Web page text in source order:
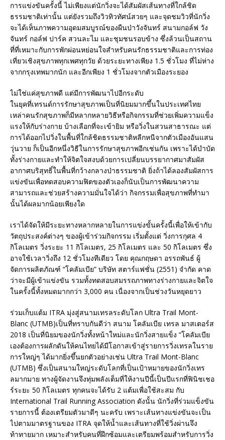
การแข่งขันครั้งนี้ ไม่เพียงแต่นักวิ่งจะได้สัมผัสเส้นทางที่ใกล้ชิด
ธรรมชาติเท่านั้น แต่ยังรวมถึงวิวทิวทัศน์สวยๆ และจุดชมวิวที่นักวิ่ง
จะได้เห็นภาพความอุดมสมบูรณ์ของผืนป่าวังจันทร์ สนามกอล์ฟ วัง
จันทร์ กอล์ฟ ปาร์ค สวนละไม และชุมชนรอบข้าง ซึ่งล้วนเป็นสถาน
ที่ที่เหมาะกับการพักผ่อนหย่อนใจสำหรับคนรักธรรมชาติและการท่อง
เที่ยวเชิงสุขภาพทุกเพศทุกวัย ด้วยระยะทางเพียง 1.5 ชั่วโมง ที่ไม่ห่าง
จากกรุงเทพมากนัก และอีกเพียง 1 ชั่วโมงจากตัวเมืองระยอง
ไม่ใช่แค่สุขภาพดี แต่มีการพัฒนาไปอีกระดับ
ในยุคที่เทรนด์การรักษาสุขภาพเป็นที่นิยมมากขึ้นในประเทศไทย
เหล่าคนรักสุขภาพก็มีหลากหลายวิธีหรือกิจกรรมที่ช่วยเพิ่มความแข็ง
แรงให้กับร่างกาย บ้างเลือกที่จะเข้ายิม หรือวิ่งในสวนสาธารณะ แต่
การได้ออกไปวิ่งในพื้นที่ใกล้ชิดธรรมชาติหลีกหนีจากตัวเมืองอันแสน
วุ่นวาย ก็เป็นอีกหนึ่งวิธีในการรักษาสุขภาพอีกเช่นกัน เพราะได้บำบัด
ทั้งร่างกายและทำให้จิตใจสงบด้วยการเปลี่ยนบรรยากาศมาสัมผัส
อากาศบริสุทธิ์ในพื้นที่กว้างกลางป่าธรรมชาติ ยิ่งถ้าได้ลองสัมผัสการ
แข่งขันเพื่อทดสอบความฟิตของตัวเองก็นับเป็นการพัฒนาความ
สามารถและช่วยสร้างความมั่นใจได้ว่า กิจกรรมเพื่อสุขภาพที่ทำมา
นั้นได้ผลมากน้อยเพียงใด
เราได้จัดให้มีระยะทางหลากหลายในการแข่งขั้นครั้งนี้เพื่อให้เข้ากับ
วัตถุประสงค์ต่างๆ ของผู้เข้าร่วมกิจกรรม เริ่มตั้งแต่ วิ่งการกุศล 4
กิโลเมตร วิ่งระยะ 11 กิโลเมตร, 25 กิโลเมตร และ 50 กิโลเมตร ซึ่ง
อาจใช้เวลาวิ่งถึง 12 ชั่วโมงทีเดียว โดย คุณกฤษดา อรรถพันธ์ ผู้
จัดการผลิตภัณฑ์ “โคลัมเบีย” บริษัท สตาร์แฟชั่น (2551) จำกัด คาด
ว่าจะมีผู้เข้าแข่งขัน รวมทั้งทดสอบสมรรถภาพทางร่างกายและจิตใจ
ในครั้งนี้ทั้งหมดมากกว่า 3,000 คน เนื่องจากเป็นช่วงวันหยุดยาว
ร่วมเก็บแต้ม ITRA มุ่งสู่สนามเทรลระดับโลก Ultra Trail Mont-
Blanc (UTMB)เป็นที่ทราบกันดีว่า สนาม โคลัมเบีย เทรล มาสเตอร์ส
2018 เป็นที่นิยมของนักวิ่งทั้งหน้าใหม่และนักวิ่งสายแข็ง “โคลัมเบีย
เองต้องการผลักดันให้คนไทยได้มีโอกาสเข้าสู่รายการวิ่งเทรลในราย
การใหญ่ๆ ได้มากยิ่งขึ้นยกตัวอย่างเช่น Ultra Trail Mont-Blanc
(UTMB) ซึ่งเป็นสนามใหญ่ระดับโลกที่เป็นเป้าหมายของนักวิ่งเทร
ลมากมาย ทางผู้จัดงานจึงทุ่มพลังเต็มที่ให้งานปีนี้เป็นปีแรกที่ฟินิชเชอ
ร์ระยะ 50 กิโลเมตร ทุกคนจะได้รับ 2 แต้มเพื่อใช้สะสม กับ
International Trail Running Association ดังนั้น นักวิ่งที่ร่วมแข็งขัน
รายการนี้ ต้องเตรียมตัวมาดีๆ นะครับ เพราะเส้นทางแข่งขันจะเป็น
ไปตามมาตรฐานของ ITRA จุดให้น้ำและเส้นทางที่ใช้วิ่งผ่านจึง
ท้าทายมาก เหมาะสำหรับคนที่ฝึกซ้อมและเตรียมพร้อมสำหรับการวิ่ง